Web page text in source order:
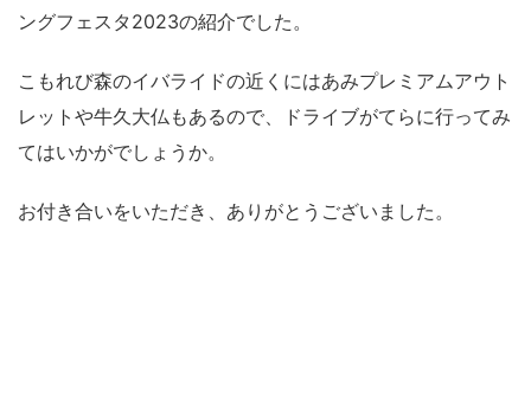
ングフェスタ2023の紹介でした。
こもれび森のイバライドの近くにはあみプレミアムアウト
レットや牛久大仏もあるので、ドライブがてらに行ってみ
てはいかがでしょうか。
お付き合いをいただき、ありがとうございました。